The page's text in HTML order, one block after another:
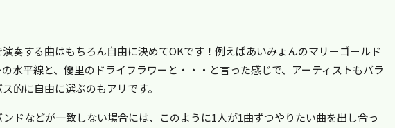
奏する曲はもちろん自由に決めてOKです！例えばあいみょんのマリーゴールド
水平線と、優里のドライフラワーと・・・と言った感じで、アーティストもバラ
的に自由に選ぶのもアリです。
ドなどが一致しない場合には、このように1人が1曲ずつやりたい曲を出し合っ